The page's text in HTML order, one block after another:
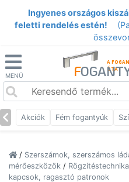
Ingyenes országos
feletti rendelés estén!
MENÜ
A
ÓTA
F
Akciók Fém fogantyúk
/ Szerszámok, szerszámos
mérőeszközök /
kapcsok, ragasztó patronok